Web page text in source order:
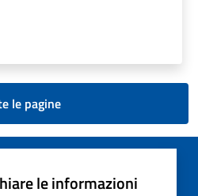
le pagine
le informazioni